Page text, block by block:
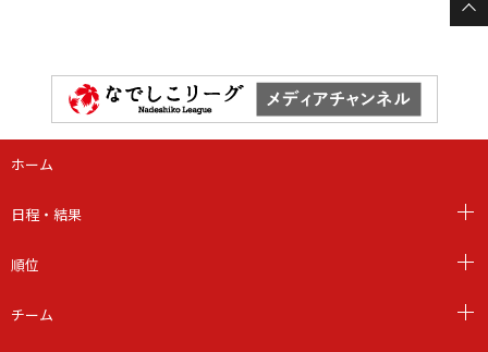
ホーム
日程・結果
順位
チーム